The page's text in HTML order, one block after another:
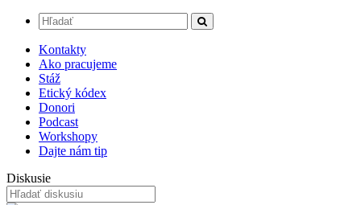
Kontakty
Ako pracujeme
Stáž
Etický kódex
Donori
Podcast
Workshopy
Dajte nám tip
Diskusie